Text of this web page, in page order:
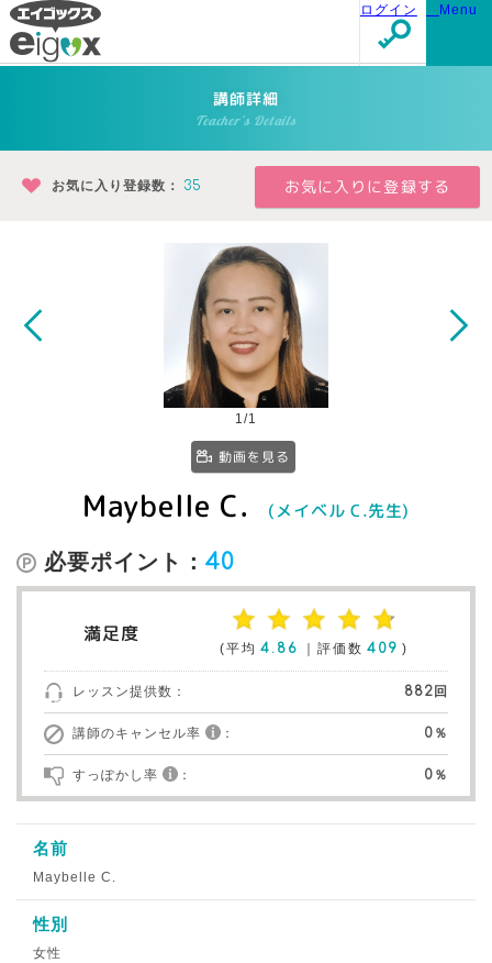
Menu
ログイン
講師詳細
Teacher's Details
1/1
動画を見る
Maybelle C. (メイベル C.先生)
必要ポイント： 40
満足度
(平均 4.86 ｜評価数 409 )
レッスン提供数： 882回
講師のキャンセル率 ： 0％
すっぽかし率 ： 0％
お気に入り登録数： 35
名前
Maybelle C.
性別
女性